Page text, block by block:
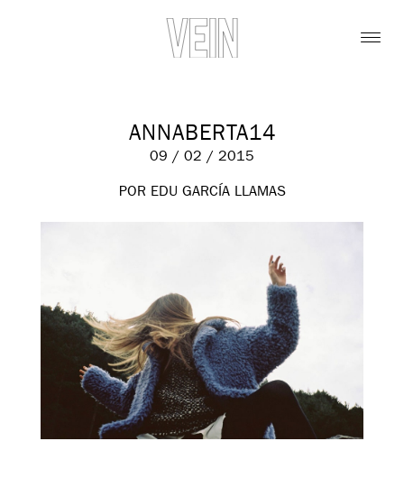
ANNABERTA14
09 / 02 / 2015
POR EDU GARCÍA LLAMAS